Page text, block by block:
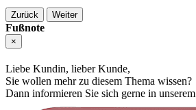
Zurück Weiter
Fußnote
×
Liebe Kundin, lieber Kunde,
Sie wollen mehr zu diesem Thema wissen?
Dann informieren Sie sich gerne in unserem